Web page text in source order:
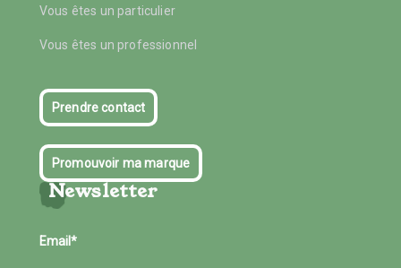
Vous êtes un particulier
Vous êtes un professionnel
Prendre contact
Promouvoir ma marque
Newsletter